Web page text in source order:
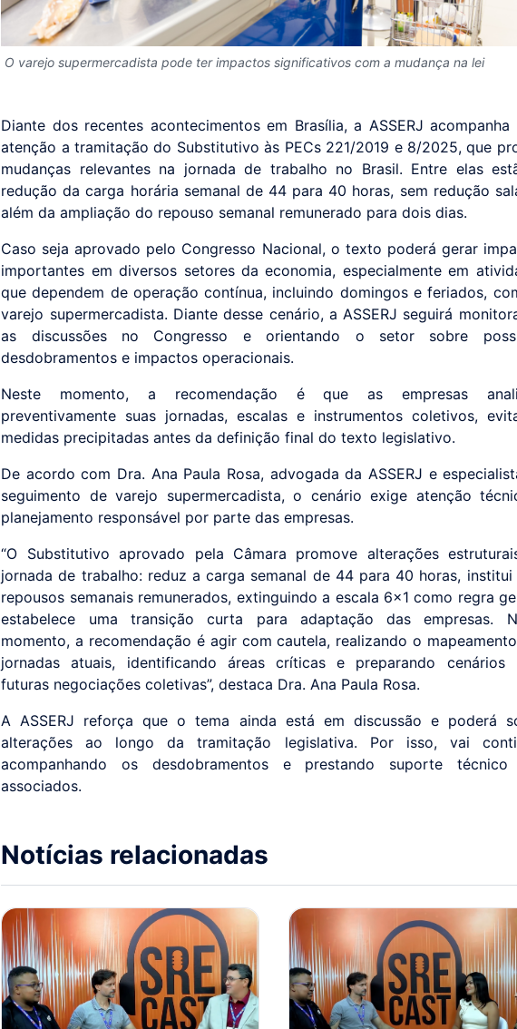
O varejo supermercadista pode ter impactos significativos com a mudança na lei
Diante dos recentes acontecimentos em Brasília, a ASSERJ acompanha
atenção a tramitação do Substitutivo às PECs 221/2019 e 8/2025, que
mudanças relevantes na jornada de trabalho no Brasil. Entre elas
redução da carga horária semanal de 44 para 40 horas, sem redução
além da ampliação do repouso semanal remunerado para dois dias.
Caso seja aprovado pelo Congresso Nacional, o texto poderá gerar
importantes em diversos setores da economia, especialmente em
que dependem de operação contínua, incluindo domingos e feriados,
varejo supermercadista. Diante desse cenário, a ASSERJ seguirá
as discussões no Congresso e orientando o setor sobre
desdobramentos e impactos operacionais.
Neste momento, a recomendação é que as empresas
preventivamente suas jornadas, escalas e instrumentos coletivos,
medidas precipitadas antes da definição final do texto legislativo.
De acordo com Dra. Ana Paula Rosa, advogada da ASSERJ e
seguimento de varejo supermercadista, o cenário exige atenção
planejamento responsável por parte das empresas.
“O Substitutivo aprovado pela Câmara promove alterações
jornada de trabalho: reduz a carga semanal de 44 para 40 horas, institui
repousos semanais remunerados, extinguindo a escala 6x1 como regra
estabelece uma transição curta para adaptação das empresas.
momento, a recomendação é agir com cautela, realizando o
jornadas atuais, identificando áreas críticas e preparando cenários
futuras negociações coletivas”, destaca Dra. Ana Paula Rosa.
A ASSERJ reforça que o tema ainda está em discussão e poderá
alterações ao longo da tramitação legislativa. Por isso, vai
acompanhando os desdobramentos e prestando suporte técnico
associados.
Notícias relacionadas